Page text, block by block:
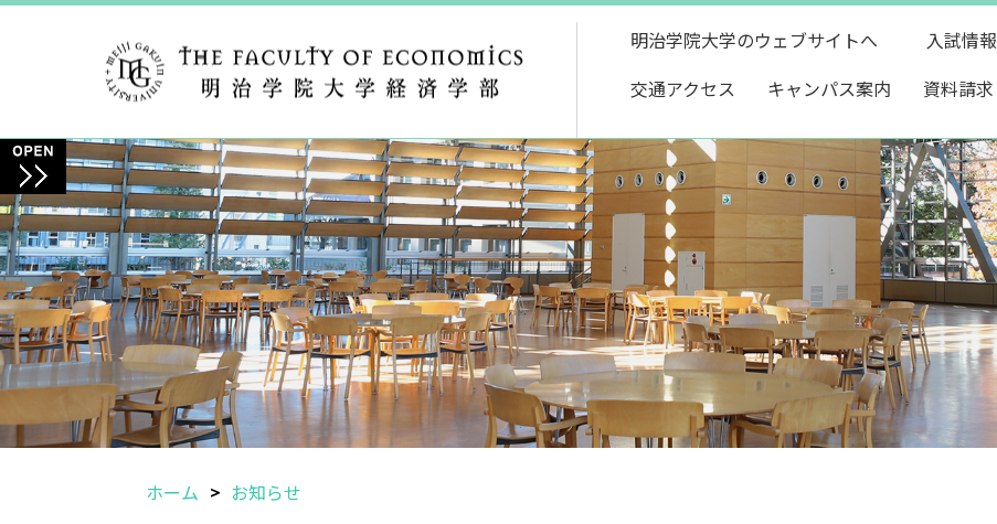
明治学院大学のウェブサイトへ 入試情報
交通アクセス キャンパス案内 資料請求
ホーム お知らせ